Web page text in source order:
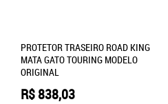
PROTETOR TRASEIRO ROAD KING
MATA GATO TOURING MODELO
ORIGINAL
R$ 838,03